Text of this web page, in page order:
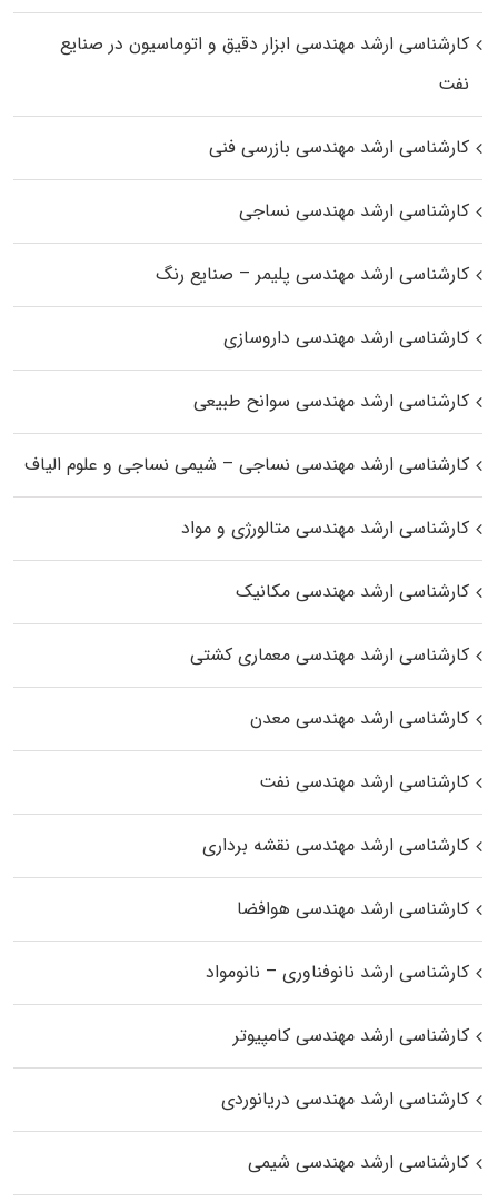
کارشناسی ارشد مهندسی ابزار دقیق و اتوماسیون در صنایع
نفت
کارشناسی ارشد مهندسی بازرسی فنی
کارشناسی ارشد مهندسی نساجی
کارشناسی ارشد مهندسی پلیمر – صنایع رنگ
کارشناسی ارشد مهندسی داروسازی
کارشناسی ارشد مهندسی سوانح طبیعی
کارشناسی ارشد مهندسی نساجی – شیمی نساجی و علوم الیاف
کارشناسی ارشد مهندسی متالورژی و مواد
کارشناسی ارشد مهندسی مکانیک
کارشناسی ارشد مهندسی معماری کشتی
کارشناسی ارشد مهندسی معدن
کارشناسی ارشد مهندسی نفت
کارشناسی ارشد مهندسی نقشه برداری
کارشناسی ارشد مهندسی هوافضا
کارشناسی ارشد نانوفناوری – نانومواد
کارشناسی ارشد مهندسی کامپیوتر
کارشناسی ارشد مهندسی دریانوردی
کارشناسی ارشد مهندسی شیمی